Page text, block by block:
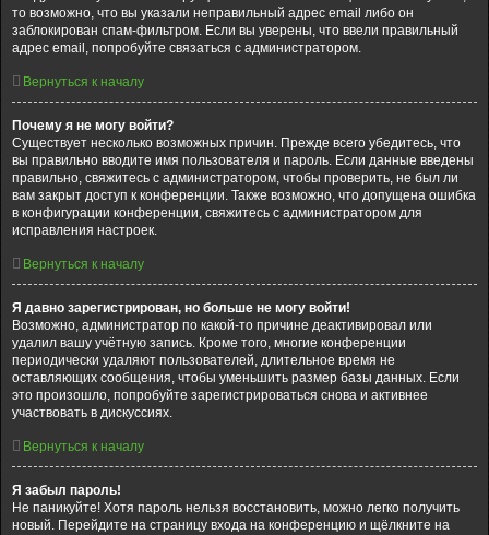
то возможно, что вы указали неправильный адрес email либо он
заблокирован спам-фильтром. Если вы уверены, что ввели правильный
адрес email, попробуйте связаться с администратором.
Вернуться к началу
Почему я не могу войти?
Существует несколько возможных причин. Прежде всего убедитесь, что
вы правильно вводите имя пользователя и пароль. Если данные введены
правильно, свяжитесь с администратором, чтобы проверить, не был ли
вам закрыт доступ к конференции. Также возможно, что допущена ошибка
в конфигурации конференции, свяжитесь с администратором для
исправления настроек.
Вернуться к началу
Я давно зарегистрирован, но больше не могу войти!
Возможно, администратор по какой-то причине деактивировал или
удалил вашу учётную запись. Кроме того, многие конференции
периодически удаляют пользователей, длительное время не
оставляющих сообщения, чтобы уменьшить размер базы данных. Если
это произошло, попробуйте зарегистрироваться снова и активнее
участвовать в дискуссиях.
Вернуться к началу
Я забыл пароль!
Не паникуйте! Хотя пароль нельзя восстановить, можно легко получить
новый. Перейдите на страницу входа на конференцию и щёлкните на